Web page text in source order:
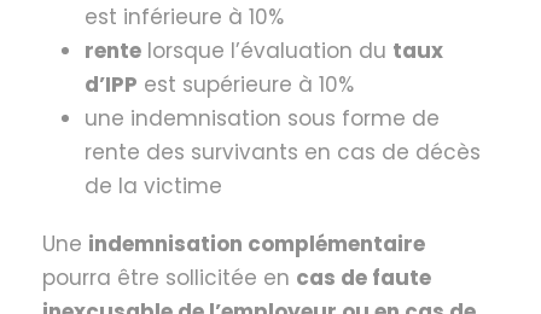
est inférieure à 10%
rente lorsque l’évaluation du taux
d’IPP est supérieure à 10%
une indemnisation sous forme de
rente des survivants en cas de décès
de la victime
Une indemnisation complémentaire
pourra être sollicitée en cas de faute